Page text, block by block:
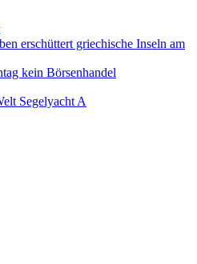
erschüttert griechische Inseln am
kein Börsenhandel
Segelyacht A